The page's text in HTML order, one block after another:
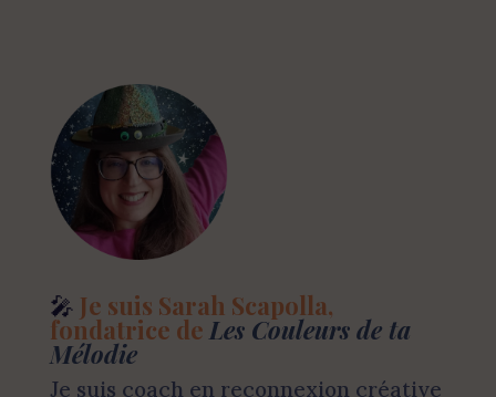
🎤 Je suis Sarah Scapolla,
fondatrice de Les Couleurs de ta
Mélodie
Je suis coach en reconnexion créative